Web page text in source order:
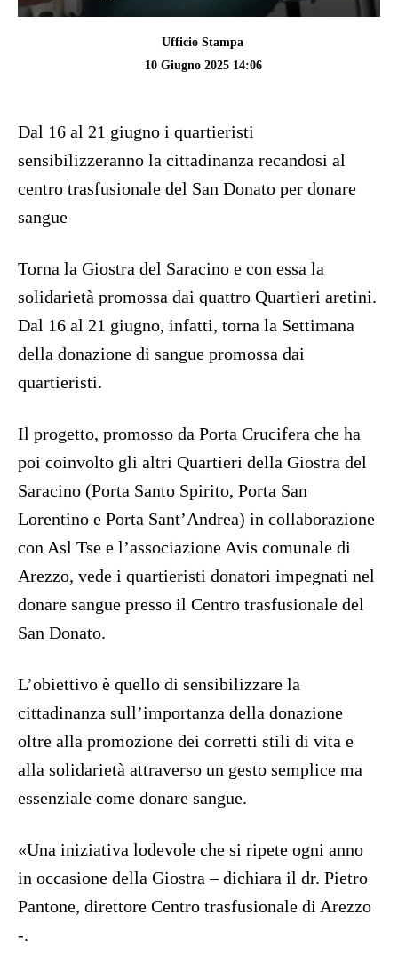
Ufficio Stampa
10 Giugno 2025 14:06
Dal 16 al 21 giugno i quartieristi
sensibilizzeranno la cittadinanza recandosi al
centro trasfusionale del San Donato per donare
sangue
Torna la Giostra del Saracino e con essa la
solidarietà promossa dai quattro Quartieri aretini.
Dal 16 al 21 giugno, infatti, torna la Settimana
della donazione di sangue promossa dai
quartieristi.
Il progetto, promosso da Porta Crucifera che ha
poi coinvolto gli altri Quartieri della Giostra del
Saracino (Porta Santo Spirito, Porta San
Lorentino e Porta Sant’Andrea) in collaborazione
con Asl Tse e l’associazione Avis comunale di
Arezzo, vede i quartieristi donatori impegnati nel
donare sangue presso il Centro trasfusionale del
San Donato.
L’obiettivo è quello di sensibilizzare la
cittadinanza sull’importanza della donazione
oltre alla promozione dei corretti stili di vita e
alla solidarietà attraverso un gesto semplice ma
essenziale come donare sangue.
«Una iniziativa lodevole che si ripete ogni anno
in occasione della Giostra – dichiara il dr. Pietro
Pantone, direttore Centro trasfusionale di Arezzo
-.